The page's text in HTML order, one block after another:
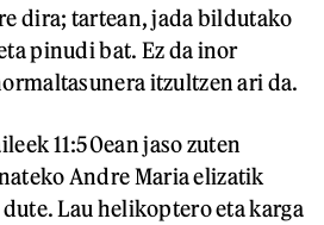
dira; tartean, jada bildutako
pinudi bat. Ez da inor
itzultzen ari da.
11:50ean jaso zuten
Andre Maria elizatik
Lau helikoptero eta karga